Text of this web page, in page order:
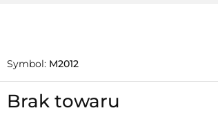
Symbol: M2012
Brak towaru